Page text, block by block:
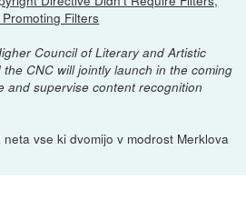
Filters
Council of Literary and Artistic
CNC will jointly launch in the coming
and supervise content recognition
vse ki dvomijo v modrost Merklova